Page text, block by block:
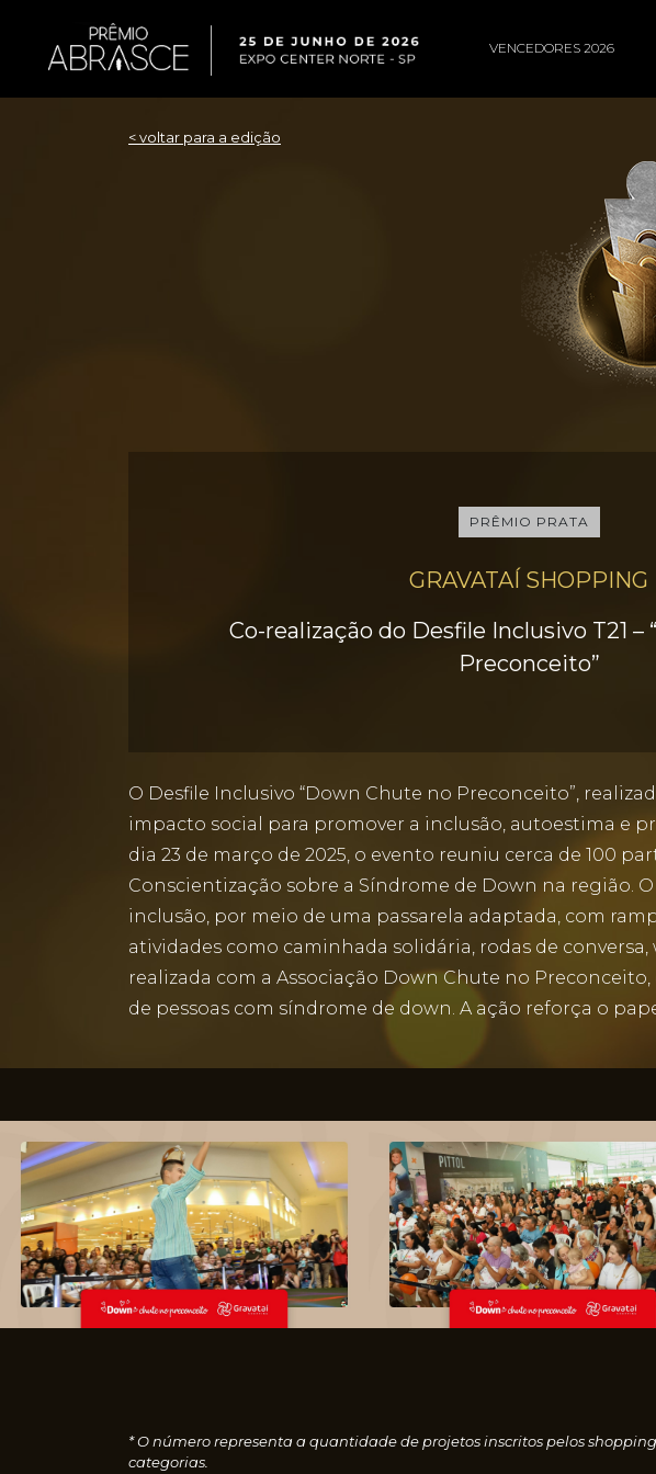
VENCEDORES 2026
< voltar para a edição
PRÊMIO PRATA
GRAVATAÍ SHOPPING
Co-realização do Desfile Inclusivo T21 –
Preconceito”
O Desfile Inclusivo “Down Chute no Preconceito”,
impacto social para promover a inclusão, autoestima e
dia 23 de março de 2025, o evento reuniu cerca de 100
Conscientização sobre a Síndrome de Down na região.
inclusão, por meio de uma passarela adaptada, com
atividades como caminhada solidária, rodas de
realizada com a Associação Down Chute no
de pessoas com síndrome de down. A ação reforça o
* O número representa a quantidade de projetos inscritos pelos
categorias.